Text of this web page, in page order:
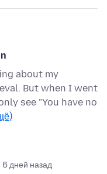
about my
But when I went
see "You have no
6 дней назад